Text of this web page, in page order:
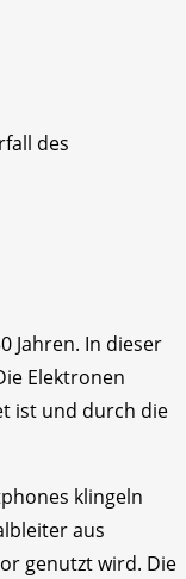
des
Jahren. In dieser
Elektronen
ist und durch die
klingeln
aus
genutzt wird. Die